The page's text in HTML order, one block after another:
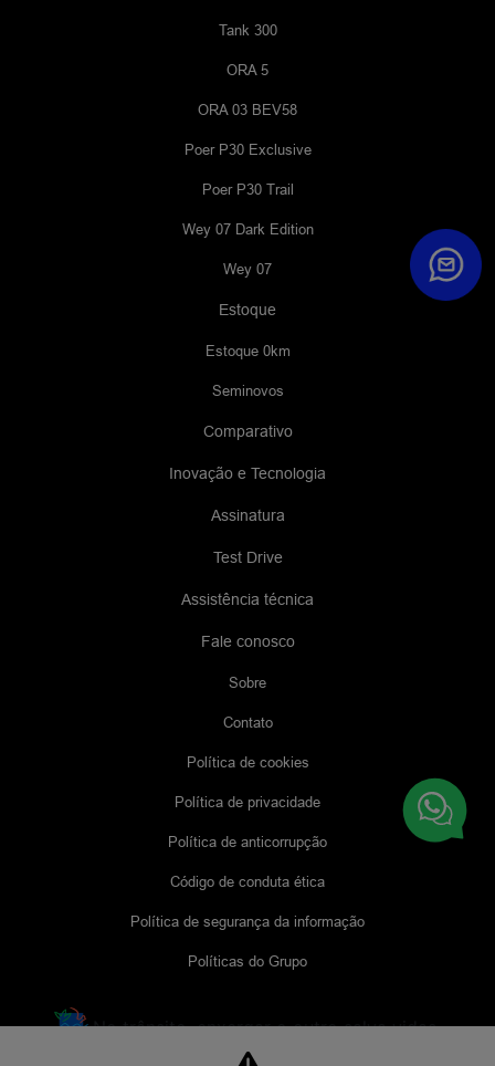
Tank 300
ORA 5
ORA 03 BEV58
Poer P30 Exclusive
Poer P30 Trail
Wey 07 Dark Edition
Wey 07
Estoque
Estoque 0km
Seminovos
Comparativo
Inovação e Tecnologia
Assinatura
Test Drive
Assistência técnica
Fale conosco
Sobre
Contato
Política de cookies
Política de privacidade
Política de anticorrupção
Código de conduta ética
Política de segurança da informação
Políticas do Grupo
No trânsito, enxergar o outro salva vidas.